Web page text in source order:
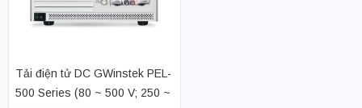
Tải điện tử DC GWinstek PEL-
500 Series (80 ~ 500 V; 250 ~